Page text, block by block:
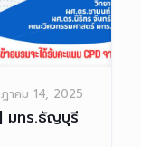
าคม 14, 2025
มทร.ธัญบุรี